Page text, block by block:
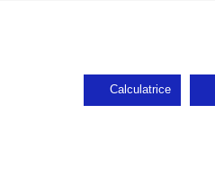
Calculatrice